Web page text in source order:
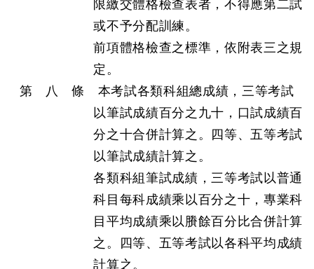
限繳交體格檢查表者，不得應第二試
或不予分配訓練。
前項體格檢查之標準，依附表三之規
定。
第 八 條 本考試各類科組總成績，三等考試
以筆試成績百分之九十，口試成績百
分之十合併計算之。四等、五等考試
以筆試成績計算之。
各類科組筆試成績，三等考試以普通
科目每科成績乘以百分之十，專業科
目平均成績乘以賸餘百分比合併計算
之。四等、五等考試以各科平均成績
計算之。